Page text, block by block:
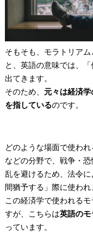
そもそも、モラトリア
と、英語の意味では、
出てきます。
そのため、 元々は経済
を指しているのです。
どのような場面で使わ
などの分野で、戦争・
乱を避けるため、法令
間猶予する」際に使われ
この経済学で使われる
すが、こちらは英語の
っています。